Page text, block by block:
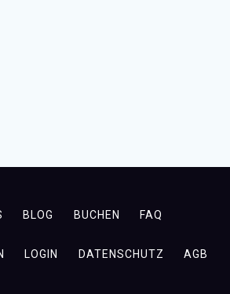
BLOG BUCHEN FAQ
LOGIN DATENSCHUTZ AGB